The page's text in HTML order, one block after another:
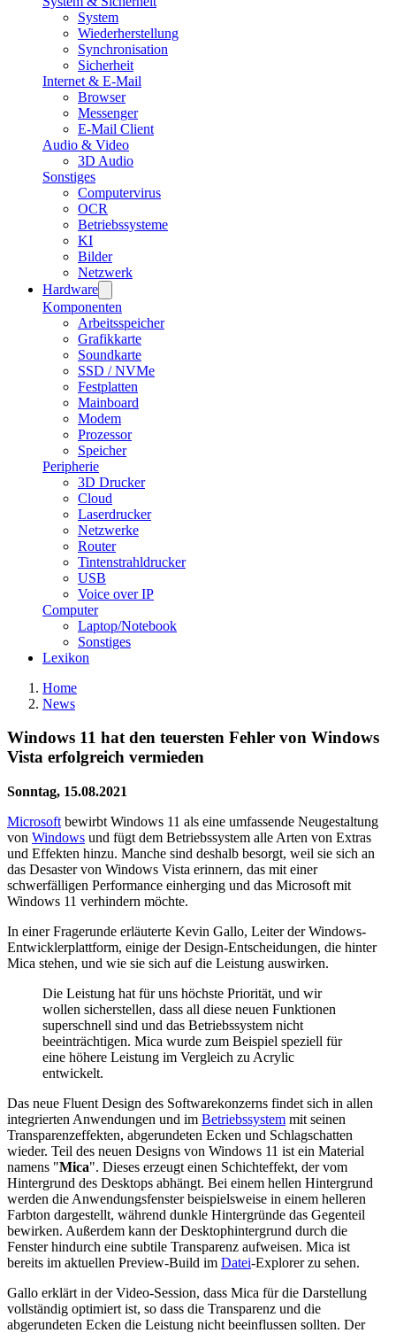
System
Wiederherstellung
Synchronisation
Sicherheit
Internet & E-Mail
Browser
Messenger
E-Mail Client
Audio & Video
3D Audio
Sonstiges
Computervirus
OCR
Betriebssysteme
KI
Bilder
Netzwerk
Hardware
Komponenten
Arbeitsspeicher
Grafikkarte
Soundkarte
SSD / NVMe
Festplatten
Mainboard
Modem
Prozessor
Speicher
Peripherie
3D Drucker
Cloud
Laserdrucker
Netzwerke
Router
Tintenstrahldrucker
USB
Voice over IP
Computer
Laptop/Notebook
Sonstiges
Lexikon
Home
News
Windows 11 hat den teuersten Fehler von Windows
Vista erfolgreich vermieden
Sonntag, 15.08.2021
Microsoft bewirbt Windows 11 als eine umfassende Neugestaltung
von Windows und fügt dem Betriebssystem alle Arten von Extras
und Effekten hinzu. Manche sind deshalb besorgt, weil sie sich an
das Desaster von Windows Vista erinnern, das mit einer
schwerfälligen Performance einherging und das Microsoft mit
Windows 11 verhindern möchte.
In einer Fragerunde erläuterte Kevin Gallo, Leiter der Windows-
Entwicklerplattform, einige der Design-Entscheidungen, die hinter
Mica stehen, und wie sie sich auf die Leistung auswirken.
Die Leistung hat für uns höchste Priorität, und wir
wollen sicherstellen, dass all diese neuen Funktionen
superschnell sind und das Betriebssystem nicht
beeinträchtigen. Mica wurde zum Beispiel speziell für
eine höhere Leistung im Vergleich zu Acrylic
entwickelt.
Das neue Fluent Design des Softwarekonzerns findet sich in allen
integrierten Anwendungen und im Betriebssystem mit seinen
Transparenzeffekten, abgerundeten Ecken und Schlagschatten
wieder. Teil des neuen Designs von Windows 11 ist ein Material
namens "Mica". Dieses erzeugt einen Schichteffekt, der vom
Hintergrund des Desktops abhängt. Bei einem hellen Hintergrund
werden die Anwendungsfenster beispielsweise in einem helleren
Farbton dargestellt, während dunkle Hintergründe das Gegenteil
bewirken. Außerdem kann der Desktophintergrund durch die
Fenster hindurch eine subtile Transparenz aufweisen. Mica ist
bereits im aktuellen Preview-Build im Datei-Explorer zu sehen.
Gallo erklärt in der Video-Session, dass Mica für die Darstellung
vollständig optimiert ist, so dass die Transparenz und die
abgerundeten Ecken die Leistung nicht beeinflussen sollten. Der